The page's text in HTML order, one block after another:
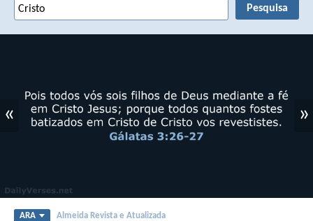
« »
ARA Almeida Revista e Atualizada